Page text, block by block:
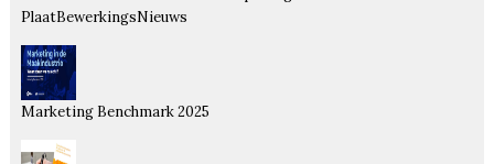
PlaatBewerkingsNieuws
Marketing Benchmark 2025